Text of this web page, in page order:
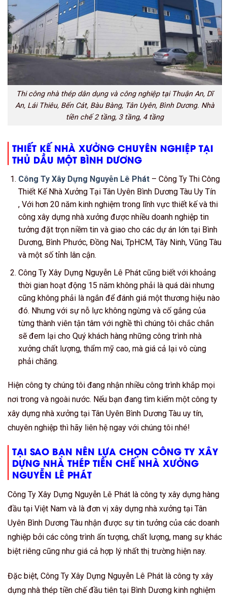
Thi công nhà thép dân dụng và công nghiệp tại Thuận An, Dĩ
An, Lái Thiêu, Bến Cát, Bàu Bàng, Tân Uyên, Bình Dương. Nhà
tiền chế 2 tầng, 3 tầng, 4 tầng
THIẾT KẾ NHÀ XƯỞNG CHUYÊN NGHIỆP TẠI
THỦ DẦU MỘT BÌNH DƯƠNG
Công Ty Xây Dựng Nguyễn Lê Phát– Công Ty Thi Công
Thiết Kế Nhà Xưởng Tại Tân Uyên Bình Dương Tàu Uy Tín
, Với hơn 20 năm kinh nghiệm trong lĩnh vực thiết kế và thi
công xây dựng nhà xưởng được nhiều doanh nghiệp tin
tưởng đặt trọn niềm tin và giao cho các dự án lớn tại Bình
Dương, Bình Phước, Đồng Nai, TpHCM, Tây Ninh, Vũng Tàu
và một số tỉnh lân cận.
Công Ty Xây Dựng Nguyễn Lê Phát cũng biết với khoảng
thời gian hoạt động 15 năm không phải là quá dài nhưng
cũng không phải là ngắn để đánh giá một thương hiệu nào
đó. Nhưng với sự nỗ lực không ngừng và cố gắng của
từng thành viên tận tâm với nghề thì chúng tôi chắc chắn
sẽ đem lại cho Quý khách hàng những công trình nhà
xưởng chất lượng, thẩm mỹ cao, mà giá cả lại vô cùng
phải chăng.
Hiện công ty chúng tôi đang nhận nhiều công trình khắp mọi
nơi trong và ngoài nước. Nếu bạn đang tìm kiếm một công ty
xây dựng nhà xưởng tại Tân Uyên Bình Dương Tàu uy tín,
chuyên nghiệp thì hãy liên hệ ngay với chúng tôi nhé!
TẠI SAO BẠN NÊN LỰA CHỌN CÔNG TY XÂY
DỰNG NHÀ THÉP TIỀN CHẾ NHÀ XƯỞNG
NGUYỄN LÊ PHÁT
Công Ty Xây Dựng Nguyễn Lê Phát là công ty xây dựng hàng
đầu tại Việt Nam và là đơn vị xây dựng nhà xưởng tại Tân
Uyên Bình Dương Tàu nhận được sự tin tưởng của các doanh
nghiệp bởi các công trình ấn tượng, chất lượng, mang sự khác
biệt riêng cũng như giá cả hợp lý nhất thị trường hiện nay.
Đặc biệt, Công Ty Xây Dựng Nguyễn Lê Phát là công ty xây
dựng nhà thép tiền chế đầu tiên tại Bình Dương kinh nghiệm